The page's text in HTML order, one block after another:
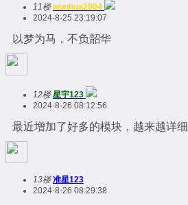
11楼 wunhua2004
2024-8-25 23:19:07
以梦为马，不负韶华
12楼 星宇123
2024-8-26 08:12:56
最近增加了好多的模块，越来越详细
13楼 准星123
2024-8-26 08:29:38